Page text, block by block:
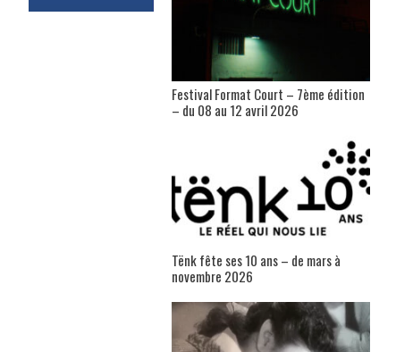
Festival Format Court – 7ème édition
– du 08 au 12 avril 2026
Tënk fête ses 10 ans – de mars à
novembre 2026